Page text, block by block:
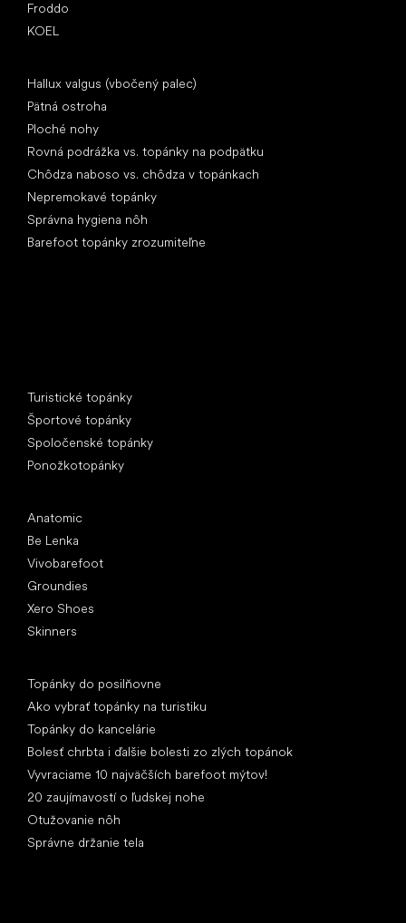
Froddo
KOEL
Hallux valgus (vbočený palec)
Pätná ostroha
Ploché nohy
Rovná podrážka vs. topánky na podpätku
Chôdza naboso vs. chôdza v topánkach
Nepremokavé topánky
Správna hygiena nôh
Barefoot topánky zrozumiteľne
Turistické topánky
Športové topánky
Spoločenské topánky
Ponožkotopánky
Anatomic
Be Lenka
Vivobarefoot
Groundies
Xero Shoes
Skinners
Topánky do posilňovne
Ako vybrať topánky na turistiku
Topánky do kancelárie
Bolesť chrbta i ďalšie bolesti zo zlých topánok
Vyvraciame 10 najväčších barefoot mýtov!
20 zaujímavostí o ľudskej nohe
Otužovanie nôh
Správne držanie tela